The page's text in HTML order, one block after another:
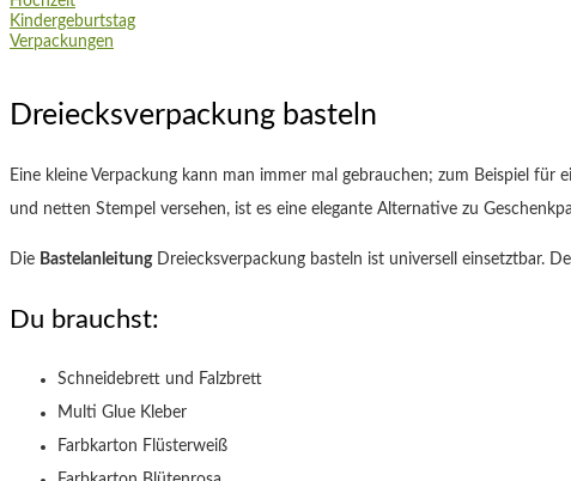
Kindergeburtstag
Verpackungen
Dreiecksverpackung basteln
Eine kleine Verpackung kann man immer mal gebrauchen; zum Beispiel
und netten Stempel versehen, ist es eine elegante Alternative zu
Die BastelanleitungDreiecksverpackung basteln ist universell einsetztbar.
Du brauchst:
Schneidebrett und Falzbrett
Multi Glue Kleber
Farbkarton Flüsterweiß